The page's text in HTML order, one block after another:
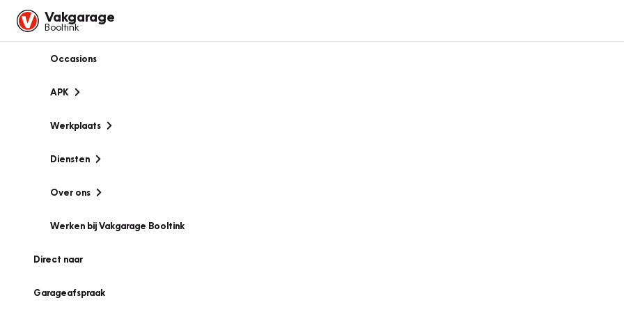
Vakgarage
Booltink
Occasions
APK
Werkplaats
Diensten
Over ons
Werken bij Vakgarage Booltink
Direct naar
Garageafspraak